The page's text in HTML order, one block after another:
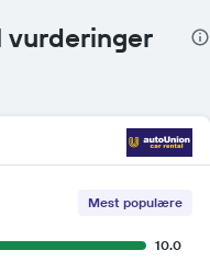
vurderinger
Mest populære
10.0